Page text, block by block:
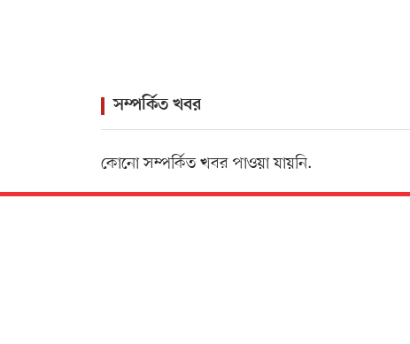
সম্পর্কিত খবর
কোনো সম্পর্কিত খবর পাওয়া যায়নি.